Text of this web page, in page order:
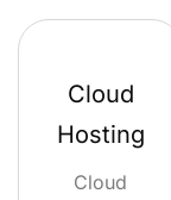
Cloud
Hosting
Cloud